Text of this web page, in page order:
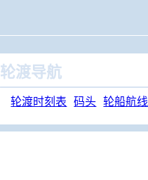
轮渡导航
轮渡时刻表 码头 轮船航线